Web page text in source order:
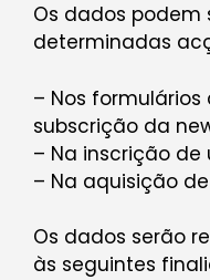
Os dados podem
determinadas
– Nos
subscrição da
– Na inscrição
– Na aquisição
Os dados serão
às seguintes